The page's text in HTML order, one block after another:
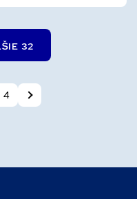
32
4